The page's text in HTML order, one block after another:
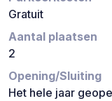
Gratuit
Aantal plaatsen
2
Opening/Sluiting
Het hele jaar